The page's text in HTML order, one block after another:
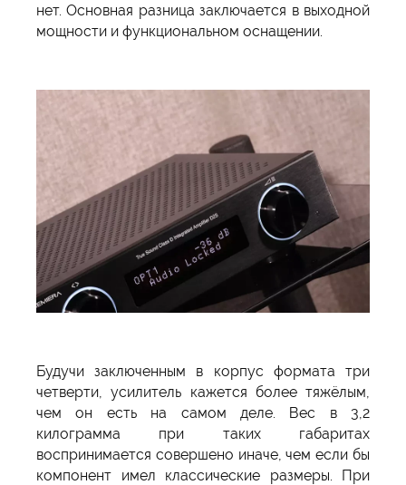
нет. Основная разница заключается в выходной
мощности и функциональном оснащении.
Будучи заключенным в корпус формата три
четверти, усилитель кажется более тяжёлым,
чем он есть на самом деле. Вес в 3,2
килограмма при таких габаритах
воспринимается совершено иначе, чем если бы
компонент имел классические размеры. При